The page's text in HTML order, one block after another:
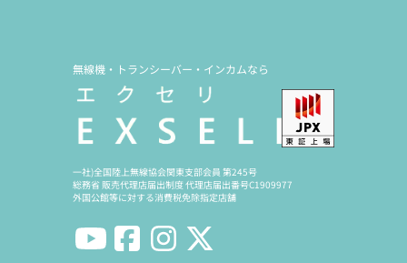
無線機・トランシーバー・インカムなら
一社)全国陸上無線協会関東支部会員 第245号
総務省 販売代理店届出制度 代理店届出番号C1909977
外国公館等に対する消費税免除指定店舗